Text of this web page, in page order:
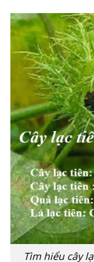
Tìm hiểu cây